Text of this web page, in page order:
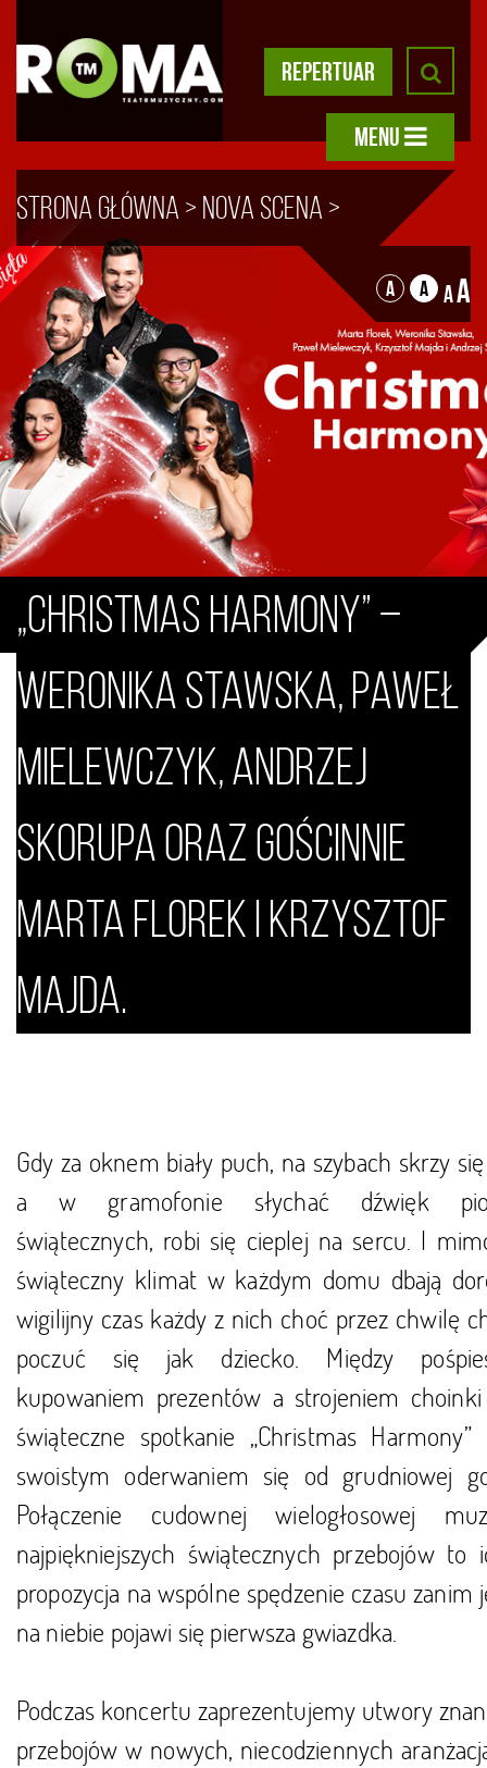
REPERTUAR
MENU
Strona główna > Nova scena >
Koncerty świąteczne
„Christmas Harmony” – Weronika
Stawska, Paweł Mielewczyk,
Andrzej Skorupa oraz gościnnie
Marta Florek i Krzysztof Majda.
A A AA
„Christmas Harmony” –
Weronika Stawska, Paweł
Mielewczyk, Andrzej
Skorupa oraz gościnnie
Marta Florek i Krzysztof
Majda.
Gdy za oknem biały puch, na szybach skrzy
a w gramofonie słychać dźwięk
świątecznych, robi się cieplej na sercu. I
świąteczny klimat w każdym domu dbają
wigilijny czas każdy z nich choć przez chwilę
poczuć się jak dziecko. Między
kupowaniem prezentów a strojeniem choinki
świąteczne spotkanie „Christmas Harmony”
swoistym oderwaniem się od grudniowej
Połączenie cudownej wielogłosowej
najpiękniejszych świątecznych przebojów to
propozycja na wspólne spędzenie czasu zanim
na niebie pojawi się pierwsza gwiazdka.
Podczas koncertu zaprezentujemy utwory
przebojów w nowych, niecodziennych